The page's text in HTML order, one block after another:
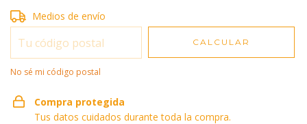
Entregas para el CP:
Medios de envío
CALCULAR
No sé mi código postal
Compra protegida
Tus datos cuidados durante toda la compra.